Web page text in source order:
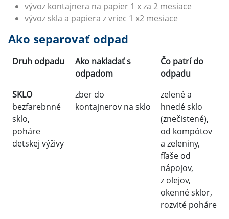
vývoz kontajnera na papier 1 x za 2 mesiace
vývoz skla a papiera z vriec 1 x2 mesiace
Ako separovať odpad
Druh odpadu
Ako nakladať s
odpadom
Čo patrí do
odpadu
SKLO
bezfarebnné
sklo,
poháre
detskej výživy
zber do
kontajnerov na sklo
zelené a
hnedé sklo
(znečistené),
od kompótov
a zeleniny,
fľaše od
nápojov,
z olejov,
okenné sklor,
rozvité poháre